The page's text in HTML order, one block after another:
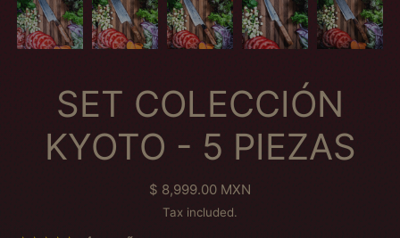
SET COLECCIÓN
KYOTO - 5 PIEZAS
Regular price
$ 8,999.00 MXN
Tax included.